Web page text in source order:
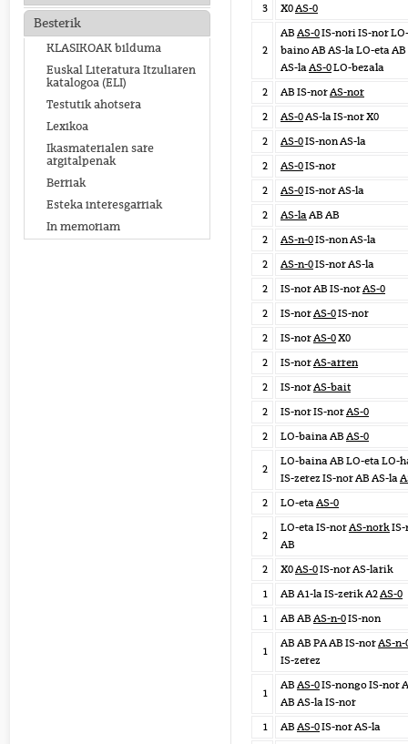
Besterik
KLASIKOAK bilduma
Euskal Literatura Itzuliaren
katalogoa (ELI)
Testutik ahotsera
Lexikoa
Ikasmaterialen sare
argitalpenak
Berriak
Esteka interesgarriak
In memoriam
3
X0AS-0
2
AB AS-0IS-nori IS-nor LO-
baino AB AS-la LO-eta AB
AS-laAS-0LO-bezala
2
AB IS-norAS-nor
2
AS-0AS-la IS-nor X0
2
AS-0IS-non AS-la
2
AS-0IS-nor
2
AS-0IS-nor AS-la
2
AS-laAB AB
2
AS-n-0IS-non AS-la
2
AS-n-0IS-nor AS-la
2
IS-nor AB IS-norAS-0
2
IS-norAS-0IS-nor
2
IS-norAS-0X0
2
IS-norAS-arren
2
IS-norAS-bait
2
IS-nor IS-norAS-0
2
LO-baina AB AS-0
2
LO-baina AB LO-eta LO-
IS-zerez IS-nor AB AS-la
2
LO-etaAS-0
2
LO-eta IS-norAS-nork
AB
2
X0AS-0IS-nor AS-larik
1
AB A1-la IS-zerik A2AS-0
1
AB AB AS-n-0IS-non
1
AB AB PA AB IS-norAS-n-
IS-zerez
1
AB AS-0IS-nongo IS-nor
AB AS-la IS-nor
1
AB AS-0IS-nor AS-la